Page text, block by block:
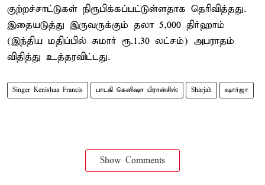
குற்றச்சாட்டுகள் நிரூபிக்கப்பட்டுள்ளதாக தெரிவித்தது.
இதையடுத்து இருவருக்கும் தலா 5,000 திர்ஹாம்
(இந்திய மதிப்பில் சுமார் ரூ.1.30 லட்சம்) அபராதம்
விதித்து உத்தரவிட்டது.
Singer Kenishaa Francis பாடகி கெனிஷா பிரான்சிஸ் Sharjah ஷார்ஜா
Show Comments